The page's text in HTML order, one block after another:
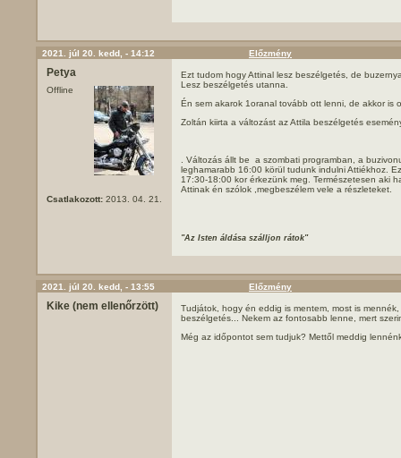
2021. júl 20. kedd, - 14:12 Előzmény
Petya
Offline
Csatlakozott: 2013. 04. 21.
Ezt tudom hogy Attinal lesz beszélgetés, de
Lesz beszélgetés utanna.
Én sem akarok 1oranal tovább ott lenni, de akkor is
Zoltán kiirta a változást az Attila beszélgetés
. Változás állt be a szombati programban, a
leghamarabb 16:00 körül tudunk indulni Attiékhoz.
17:30-18:00 kor érkezünk meg. Természetesen aki
Attinak én szólok ,megbeszélem vele a részleteket.
"Az Isten áldása szálljon rátok"
2021. júl 20. kedd, - 13:55 Előzmény
Kike (nem ellenőrzött)
Tudjátok, hogy én eddig is mentem, most is
beszélgetés... Nekem az fontosabb lenne, mert
Még az időpontot sem tudjuk? Mettől meddig